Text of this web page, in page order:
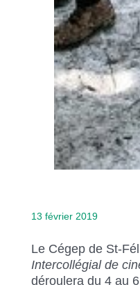
13 février 2019
Le Cégep de St-
Intercollégial de
déroulera du 4 au